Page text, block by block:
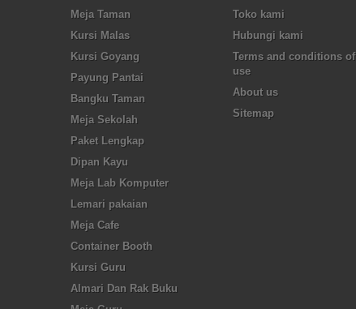
Meja Taman
Kursi Malas
Kursi Goyang
Payung Pantai
Bangku Taman
Meja Sekolah
Paket Lengkap
Dipan Kayu
Meja Lab Komputer
Lemari pakaian
Meja Cafe
Container Booth
Kursi Guru
Almari Dan Rak Buku
Toko kami
Hubungi kami
Terms and conditions of
use
About us
Sitemap